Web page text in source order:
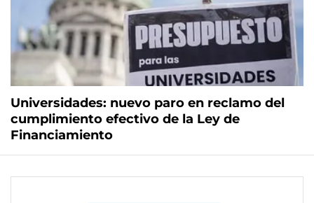
Universidades: nuevo paro en reclamo del
cumplimiento efectivo de la Ley de
Financiamiento